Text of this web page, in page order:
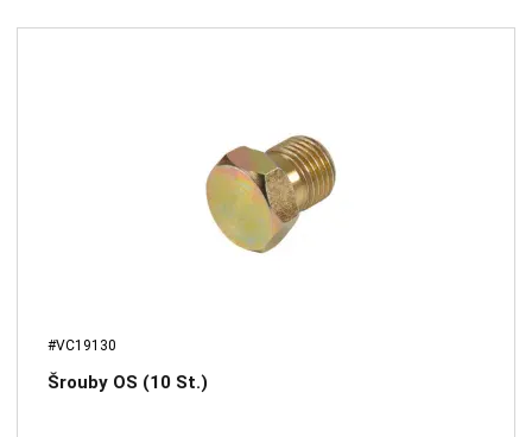
#VC19130
Šrouby OS (10 St.)